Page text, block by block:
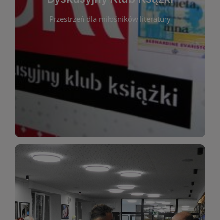
Przestrzeń dla miłośników literatury
Dyskusyjny Klub Ksążki
Dyskusyjny Klub Książki to przestrzeń dla
miłośników literatury, którzy lubią dzielić się
opiniami i emocjami po lekturze. Spotykamy się
regularnie, by rozmawiać o wybranych tytułach z
różnych gatunków literackich. Każde spotkanie to
okazja do inspirującej dyskusji, wymiany
miłośników estetycznych doznań!
WIĘCEJ